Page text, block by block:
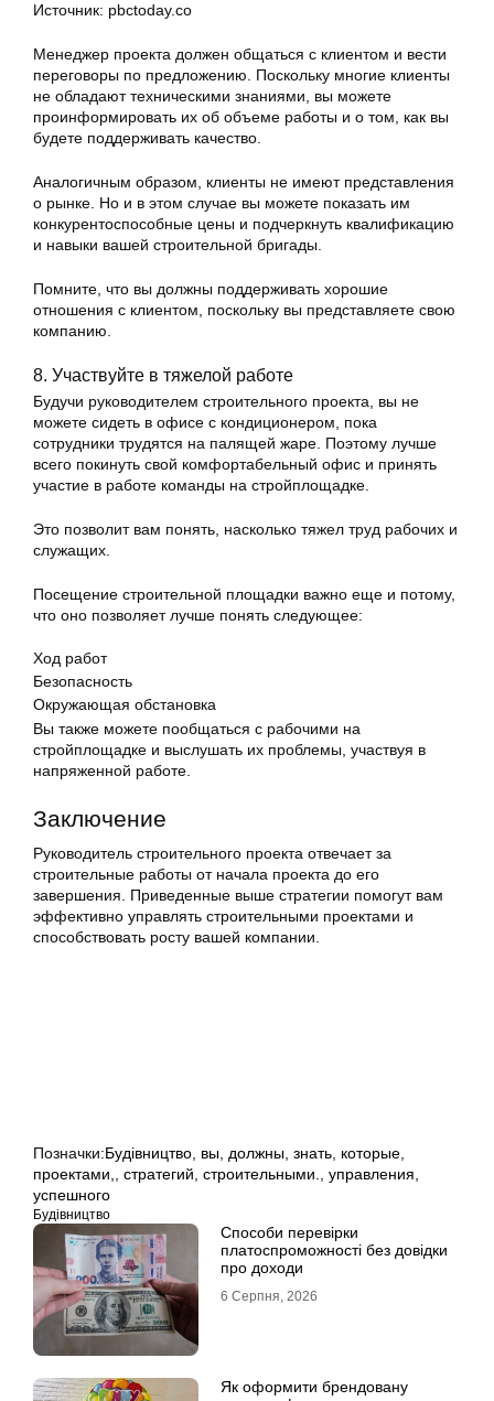
Источник: pbctoday.co
Менеджер проекта должен общаться с клиентом и вести
переговоры по предложению. Поскольку многие клиенты
не обладают техническими знаниями, вы можете
проинформировать их об объеме работы и о том, как вы
будете поддерживать качество.
Аналогичным образом, клиенты не имеют представления
о рынке. Но и в этом случае вы можете показать им
конкурентоспособные цены и подчеркнуть квалификацию
и навыки вашей строительной бригады.
Помните, что вы должны поддерживать хорошие
отношения с клиентом, поскольку вы представляете свою
компанию.
8. Участвуйте в тяжелой работе
Будучи руководителем строительного проекта, вы не
можете сидеть в офисе с кондиционером, пока
сотрудники трудятся на палящей жаре. Поэтому лучше
всего покинуть свой комфортабельный офис и принять
участие в работе команды на стройплощадке.
Это позволит вам понять, насколько тяжел труд рабочих и
служащих.
Посещение строительной площадки важно еще и потому,
что оно позволяет лучше понять следующее:
Ход работ
Безопасность
Окружающая обстановка
Вы также можете пообщаться с рабочими на
стройплощадке и выслушать их проблемы, участвуя в
напряженной работе.
Заключение
Руководитель строительного проекта отвечает за
строительные работы от начала проекта до его
завершения. Приведенные выше стратегии помогут вам
эффективно управлять строительными проектами и
способствовать росту вашей компании.
Позначки:Будівництво, вы, должны, знать, которые,
проектами,, стратегий, строительными., управления,
успешного
Будівництво
Способи перевірки
платоспроможності без довідки
про доходи
6 Серпня, 2026
Як оформити брендовану